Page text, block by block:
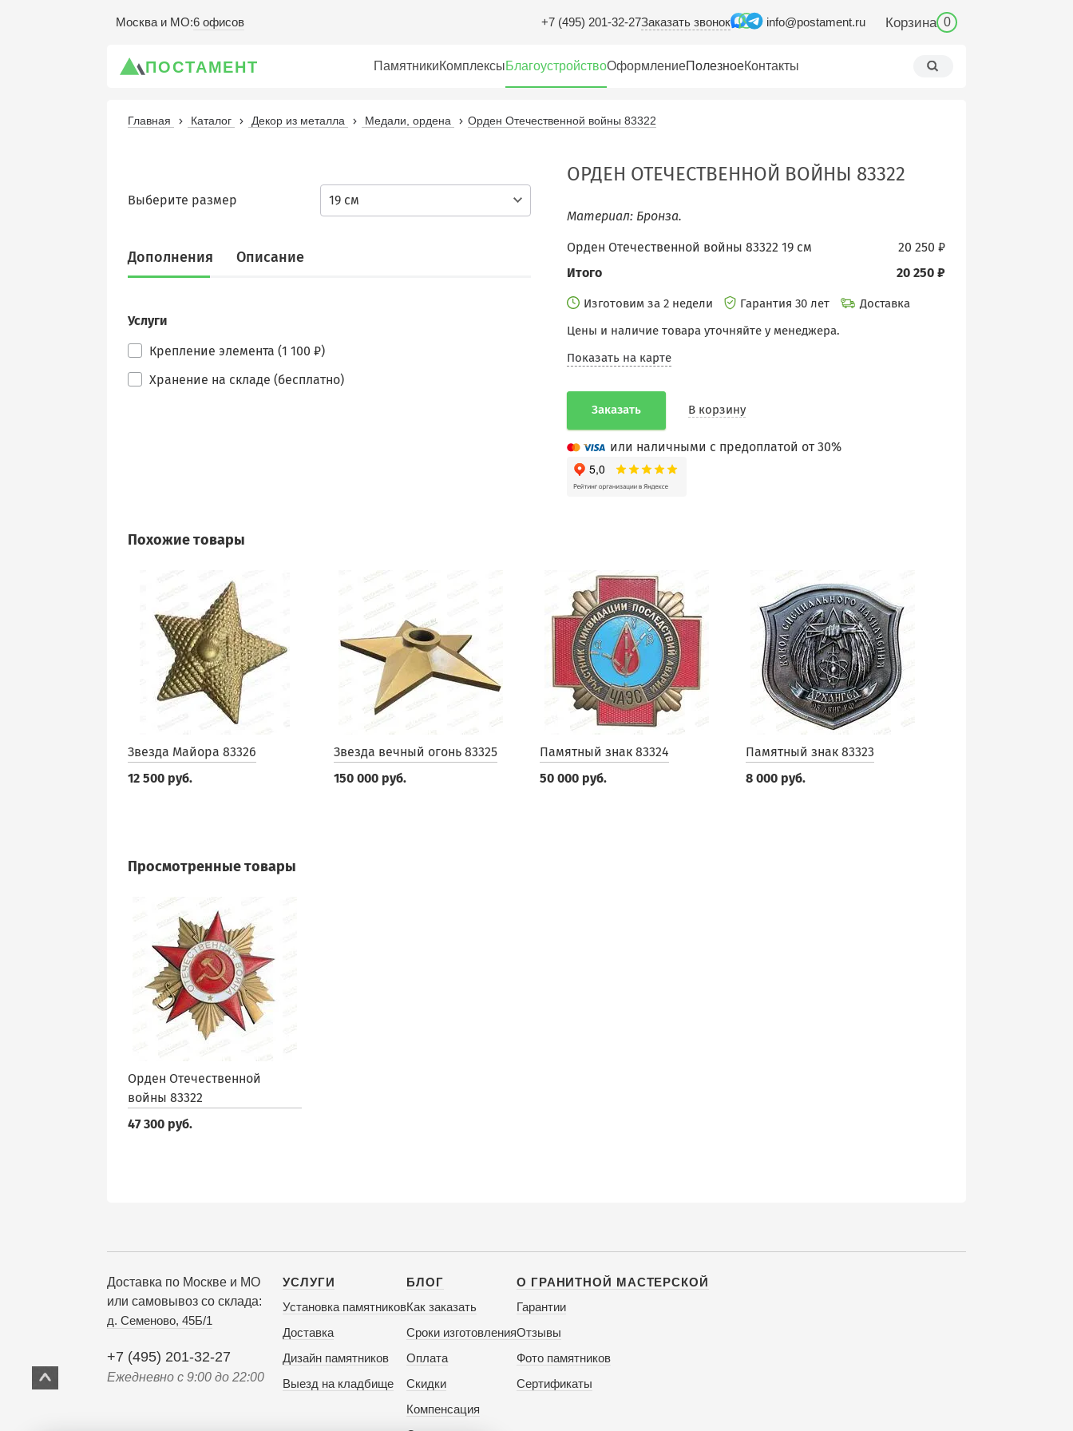
Москва и МО:6 офисов +7 (495) 201-32-27Заказать звонок info@postament.ru Корзина 0
ПОСТАМЕНТ ПамятникиКомплексыБлагоустройствоОформлениеПолезноеКонтакты
Главная Каталог Декор из металла Медали, ордена Орден Отечественной войны 83322
19 см
Выберите размер
Дополнения Описание
Услуги
Крепление элемента (1 100 ₽)
Хранение на складе (бесплатно)
ОРДЕН ОТЕЧЕСТВЕННОЙ ВОЙНЫ 83322
Материал: Бронза.
20 250 ₽
Орден Отечественной войны 83322 19 см
20 250 ₽
Итого
Изготовим за 2 недели Гарантия 30 лет
Доставка
Цены и наличие товара уточняйте у менеджера.
Показать на карте
Заказать В корзину
или наличными с предоплатой от 30%
Похожие товары
Звезда Майора 83326
12 500 руб.
Звезда вечный огонь 83325
150 000 руб.
Памятный знак 83324
50 000 руб.
Памятный знак 83323
8 000 руб.
Просмотренные товары
Орден Отечественной
войны 83322
47 300 руб.
Доставка по Москве и МО
или самовывоз со склада:
д. Семеново, 45Б/1
+7 (495) 201-32-27
Ежедневно с 9:00 до 22:00
УСЛУГИ
Установка памятников
Доставка
Дизайн памятников
Выезд на кладбище
БЛОГ
Как заказать
Сроки изготовления
Оплата
Скидки
Компенсация
О ГРАНИТНОЙ МАСТЕРСКОЙ
Гарантии
Отзывы
Фото памятников
Сертификаты